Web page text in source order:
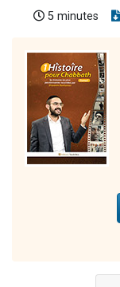
5 minutes